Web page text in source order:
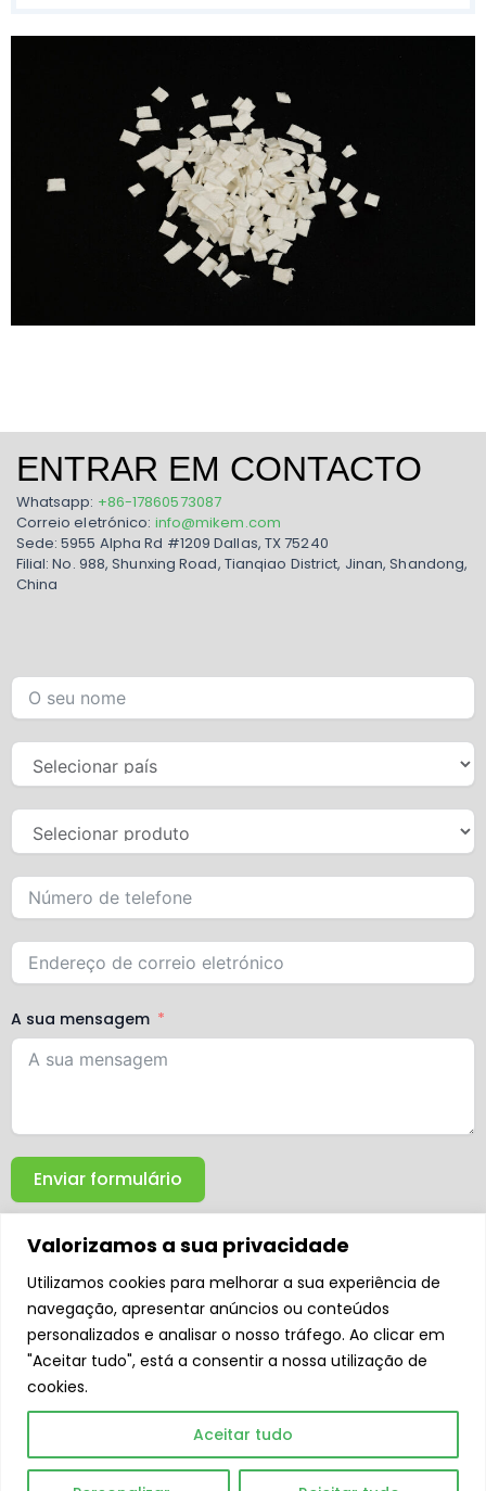
Valorizamos a sua privacidade
Utilizamos cookies para melhorar a sua experiência de
navegação, apresentar anúncios ou conteúdos
personalizados e analisar o nosso tráfego. Ao clicar em
"Aceitar tudo", está a consentir a nossa utilização de
cookies.
Aceitar tudo
F
c
e
L
n
k
Y
o
u
t
T
k
t
I
s
t
ENTRAR EM CONTACTO
Whatsapp: +86-17860573087
Correio eletrónico: info@mikem.com
Sede: 5955 Alpha Rd #1209 Dallas, TX 75240
Filial: No. 988, Shunxing Road, Tianqiao District, Jinan, Shandong,
China
A sua mensagem
Enviar formulário